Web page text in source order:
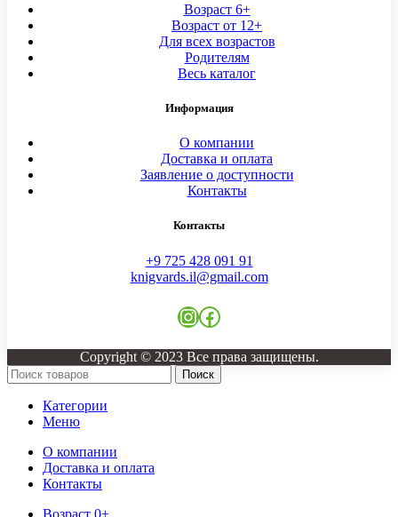
Возраст 6+
Возраст от 12+
Для всех возрастов
Родителям
Весь каталог
Информация
О компании
Доставка и оплата
Заявление о доступности
Контакты
Контакты
+9 725 428 091 91
knigvards.il@gmail.com
Copyright © 2023 Все права защищены.
Поиск
Категории
Меню
О компании
Доставка и оплата
Контакты
Возраст 0+